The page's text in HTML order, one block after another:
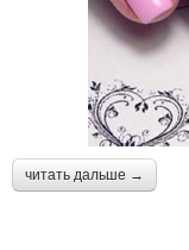
читать дальше →